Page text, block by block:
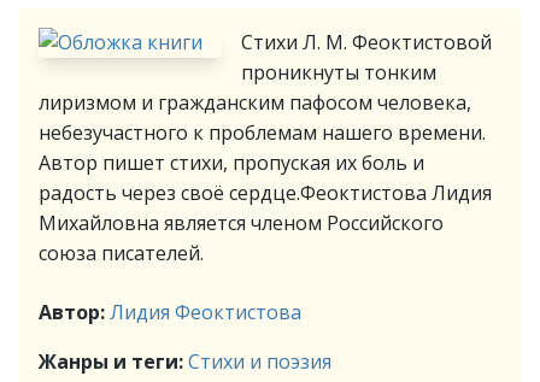
Стихи Л. М. Феоктистовой
проникнуты тонким
лиризмом и гражданским пафосом человека,
небезучастного к проблемам нашего времени.
Автор пишет стихи, пропуская их боль и
радость через своё сердце.Феоктистова Лидия
Михайловна является членом Российского
союза писателей.
Автор:Лидия Феоктистова
Жанры и теги:Стихи и поэзия